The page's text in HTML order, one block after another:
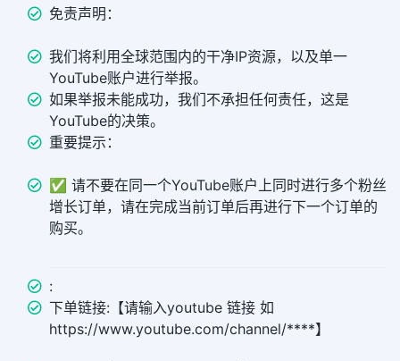
免责声明：
我们将利用全球范围内的干净IP资源，以及单一
YouTube账户进行举报。
如果举报未能成功，我们不承担任何责任，这是
YouTube的决策。
重要提示：
✅ 请不要在同一个YouTube账户上同时进行多个粉丝
增长订单，请在完成当前订单后再进行下一个订单的
购买。
:
下单链接:【请输入youtube 链接 如
https://www.youtube.com/channel/****】